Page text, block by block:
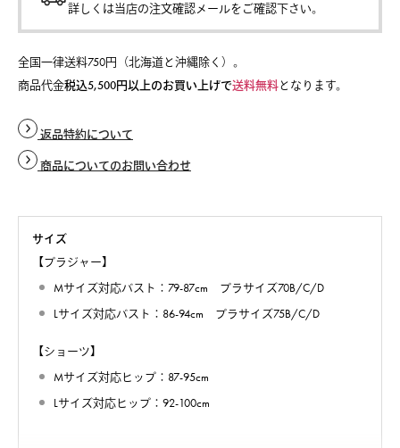
詳しくは当店の注文確認メールをご確認下さい。
全国一律送料750円（北海道と沖縄除く）。
商品代金税込5,500円以上のお買い上げで送料無料となります。
返品特約について
商品についてのお問い合わせ
サイズ
【ブラジャー】
Mサイズ対応バスト：79-87cm ブラサイズ70B/C/D
Lサイズ対応バスト：86-94cm ブラサイズ75B/C/D
【ショーツ】
Mサイズ対応ヒップ：87-95cm
Lサイズ対応ヒップ：92-100cm